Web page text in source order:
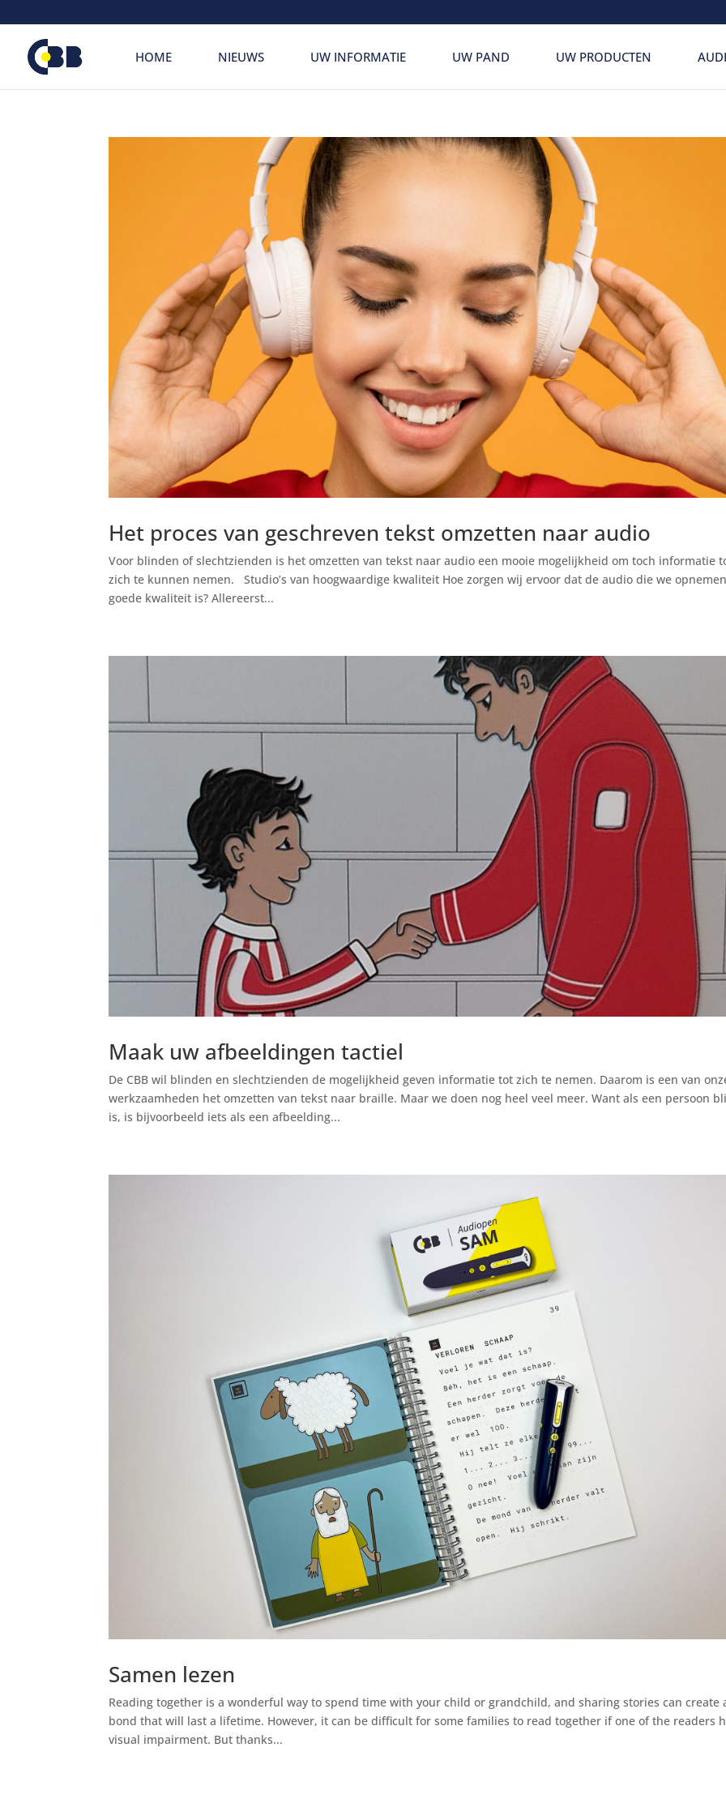
inhoud
HOME NIEUWS UW INFORMATIE UW PAND UW PRODUCTEN
Het proces van geschreven tekst omzetten naar audio
Voor blinden of slechtzienden is het omzetten van tekst naar audio een mooie mogelijkheid om toch informatie
zich te kunnen nemen. Studio’s van hoogwaardige kwaliteit Hoe zorgen wij ervoor dat de audio die we
goede kwaliteit is? Allereerst...
Maak uw afbeeldingen tactiel
De CBB wil blinden en slechtzienden de mogelijkheid geven informatie tot zich te nemen. Daarom is een van
werkzaamheden het omzetten van tekst naar braille. Maar we doen nog heel veel meer. Want als een persoon
is, is bijvoorbeeld iets als een afbeelding...
Samen lezen
Reading together is a wonderful way to spend time with your child or grandchild, and sharing stories can create
bond that will last a lifetime. However, it can be difficult for some families to read together if one of the readers
visual impairment. But thanks...